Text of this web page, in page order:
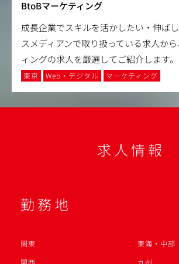
BtoBマーケティング
成長企業でスキルを活かしたい・伸ば
スメディアンで取り扱っている求人か
ィングの求人を厳選してご紹介します。
東京 Web・デジタル マーケティング
求人情報
勤務地
関東
東海・中部